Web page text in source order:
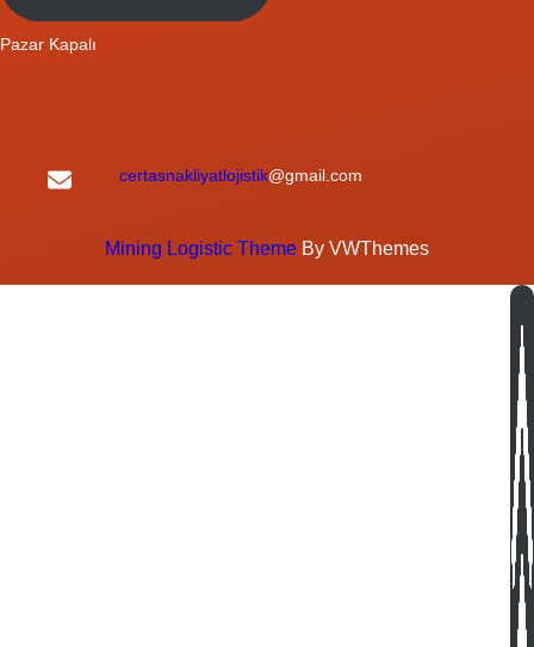
Pazar Kapalı
certasnakliyatlojistik@gmail.com
Mining Logistic Theme By VWThemes